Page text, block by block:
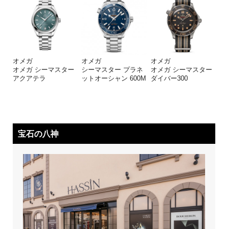
オメガ
オメガ シーマスター
アクアテラ
オメガ
シーマスター プラネ
ットオーシャン 600M
オメガ
オメガ シーマスター
ダイバー300
宝石の八神